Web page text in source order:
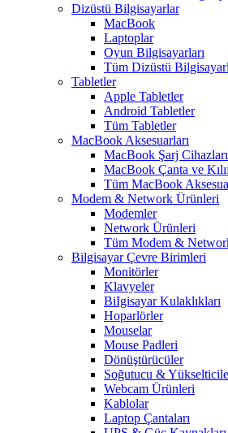
Dizüstü Bilgisayarlar
MacBook
Laptoplar
Oyun Bilgisayarları
Tüm Dizüstü
Tabletler
Apple Tabletler
Android Tabletler
Tüm Tabletler
MacBook Aksesuarları
MacBook Şarj Cihazları
MacBook Çanta ve
Tüm MacBook
Modem & Network Ürünleri
Modemler
Network Ürünleri
Tüm Modem &
Bilgisayar Çevre Birimleri
Monitörler
Klavyeler
BiIgisayar Kulaklıkları
Hoparlörler
Mouselar
Mouse Padleri
Dönüştürücüler
Soğutucu &
Webcam Ürünleri
Kablolar
Laptop Çantaları